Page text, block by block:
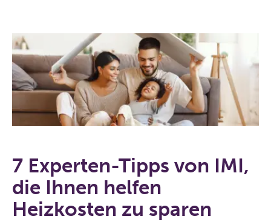
7 Experten-Tipps von IMI,
die Ihnen helfen
Heizkosten zu sparen